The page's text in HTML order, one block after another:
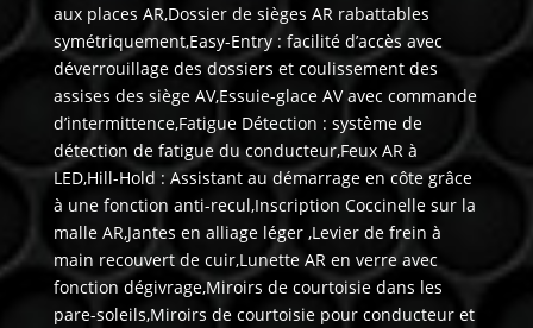
aux places AR,Dossier de sièges AR rabattables
symétriquement,Easy-Entry : facilité d’accès avec
déverrouillage des dossiers et coulissement des
assises des siège AV,Essuie-glace AV avec commande
d’intermittence,Fatigue Détection : système de
détection de fatigue du conducteur,Feux AR à
LED,Hill-Hold : Assistant au démarrage en côte grâce
à une fonction anti-recul,Inscription Coccinelle sur la
malle AR,Jantes en alliage léger ,Levier de frein à
main recouvert de cuir,Lunette AR en verre avec
fonction dégivrage,Miroirs de courtoisie dans les
pare-soleils,Miroirs de courtoisie pour conducteur et